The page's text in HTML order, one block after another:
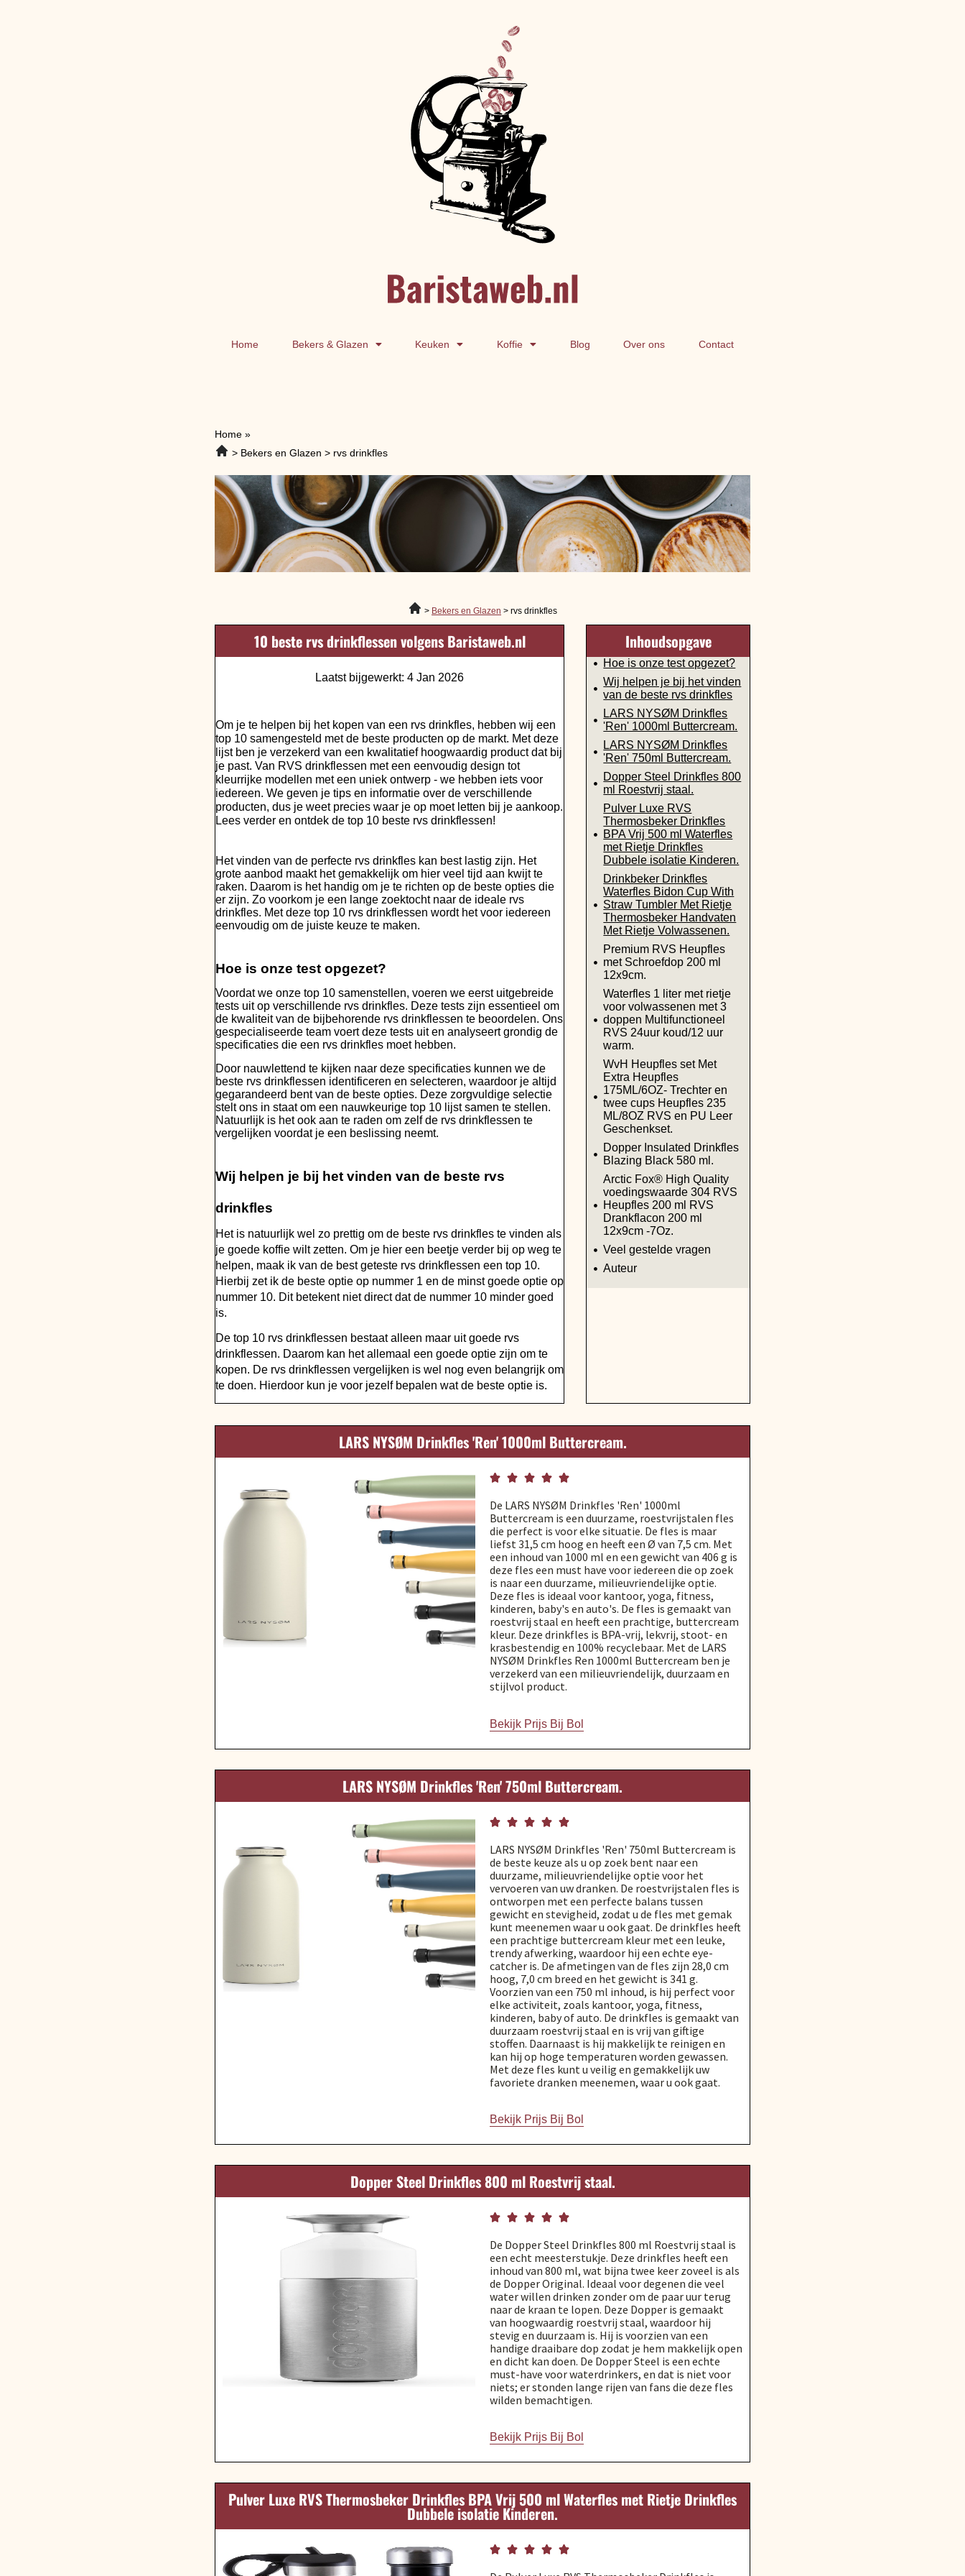
Home Bekers & Glazen Keuken Koffie Blog Over ons Contact
Home »
Bekers en Glazen
rvs drinkfles
Bekers en Glazen rvs drinkfles
10 beste rvs drinkflessen volgens Baristaweb.nl
Laatst bijgewerkt: 4 Jan 2026
Om je te helpen bij het kopen van een rvs drinkfles, hebben wij een
top 10 samengesteld met de beste producten op de markt. Met deze
lijst ben je verzekerd van een kwalitatief hoogwaardig product dat bij
je past. Van RVS drinkflessen met een eenvoudig design tot
kleurrijke modellen met een uniek ontwerp - we hebben iets voor
iedereen. We geven je tips en informatie over de verschillende
producten, dus je weet precies waar je op moet letten bij je aankoop.
Lees verder en ontdek de top 10 beste rvs drinkflessen!
Het vinden van de perfecte rvs drinkfles kan best lastig zijn. Het
grote aanbod maakt het gemakkelijk om hier veel tijd aan kwijt te
raken. Daarom is het handig om je te richten op de beste opties die
er zijn. Zo voorkom je een lange zoektocht naar de ideale rvs
drinkfles. Met deze top 10 rvs drinkflessen wordt het voor iedereen
eenvoudig om de juiste keuze te maken.
Hoe is onze test opgezet?
Voordat we onze top 10 samenstellen, voeren we eerst uitgebreide
tests uit op verschillende rvs drinkfles. Deze tests zijn essentieel om
de kwaliteit van de bijbehorende rvs drinkflessen te beoordelen. Ons
gespecialiseerde team voert deze tests uit en analyseert grondig de
specificaties die een rvs drinkfles moet hebben.
Door nauwlettend te kijken naar deze specificaties kunnen we de
beste rvs drinkflessen identificeren en selecteren, waardoor je altijd
gegarandeerd bent van de beste opties. Deze zorgvuldige selectie
stelt ons in staat om een nauwkeurige top 10 lijst samen te stellen.
Natuurlijk is het ook aan te raden om zelf de rvs drinkflessen te
vergelijken voordat je een beslissing neemt.
Wij helpen je bij het vinden van de beste rvs
drinkfles
Het is natuurlijk wel zo prettig om de beste rvs drinkfles te vinden als
je goede koffie wilt zetten. Om je hier een beetje verder bij op weg te
helpen, maak ik van de best geteste rvs drinkflessen een top 10.
Hierbij zet ik de beste optie op nummer 1 en de minst goede optie op
nummer 10. Dit betekent niet direct dat de nummer 10 minder goed
is.
De top 10 rvs drinkflessen bestaat alleen maar uit goede rvs
drinkflessen. Daarom kan het allemaal een goede optie zijn om te
kopen. De rvs drinkflessen vergelijken is wel nog even belangrijk om
te doen. Hierdoor kun je voor jezelf bepalen wat de beste optie is.
Inhoudsopgave
Hoe is onze test opgezet?
Wij helpen je bij het vinden
van de beste rvs drinkfles
LARS NYSØM Drinkfles
'Ren' 1000ml Buttercream.
LARS NYSØM Drinkfles
'Ren' 750ml Buttercream.
Dopper Steel Drinkfles 800
ml Roestvrij staal.
Pulver Luxe RVS
Thermosbeker Drinkfles
BPA Vrij 500 ml Waterfles
met Rietje Drinkfles
Dubbele isolatie Kinderen.
Drinkbeker Drinkfles
Waterfles Bidon Cup With
Straw Tumbler Met Rietje
Thermosbeker Handvaten
Met Rietje Volwassenen.
Premium RVS Heupfles
met Schroefdop 200 ml
12x9cm.
Waterfles 1 liter met rietje
voor volwassenen met 3
doppen Multifunctioneel
RVS 24uur koud/12 uur
warm.
WvH Heupfles set Met
Extra Heupfles
175ML/6OZ- Trechter en
twee cups Heupfles 235
ML/8OZ RVS en PU Leer
Geschenkset.
Dopper Insulated Drinkfles
Blazing Black 580 ml.
Arctic Fox® High Quality
voedingswaarde 304 RVS
Heupfles 200 ml RVS
Drankflacon 200 ml
12x9cm -7Oz.
Veel gestelde vragen
Auteur
LARS NYSØM Drinkfles 'Ren' 1000ml Buttercream.
    
De LARS NYSØM Drinkfles 'Ren' 1000ml
Buttercream is een duurzame, roestvrijstalen fles
die perfect is voor elke situatie. De fles is maar
liefst 31,5 cm hoog en heeft een Ø van 7,5 cm. Met
een inhoud van 1000 ml en een gewicht van 406 g is
deze fles een must have voor iedereen die op zoek
is naar een duurzame, milieuvriendelijke optie.
Deze fles is ideaal voor kantoor, yoga, fitness,
kinderen, baby's en auto's. De fles is gemaakt van
roestvrij staal en heeft een prachtige, buttercream
kleur. Deze drinkfles is BPA-vrij, lekvrij, stoot- en
krasbestendig en 100% recyclebaar. Met de LARS
NYSØM Drinkfles Ren 1000ml Buttercream ben je
verzekerd van een milieuvriendelijk, duurzaam en
stijlvol product.
Bekijk Prijs Bij Bol
LARS NYSØM Drinkfles 'Ren' 750ml Buttercream.
    
LARS NYSØM Drinkfles 'Ren' 750ml Buttercream is
de beste keuze als u op zoek bent naar een
duurzame, milieuvriendelijke optie voor het
vervoeren van uw dranken. De roestvrijstalen fles is
ontworpen met een perfecte balans tussen
gewicht en stevigheid, zodat u de fles met gemak
kunt meenemen waar u ook gaat. De drinkfles heeft
een prachtige buttercream kleur met een leuke,
trendy afwerking, waardoor hij een echte eye-
catcher is. De afmetingen van de fles zijn 28,0 cm
hoog, 7,0 cm breed en het gewicht is 341 g.
Voorzien van een 750 ml inhoud, is hij perfect voor
elke activiteit, zoals kantoor, yoga, fitness,
kinderen, baby of auto. De drinkfles is gemaakt van
duurzaam roestvrij staal en is vrij van giftige
stoffen. Daarnaast is hij makkelijk te reinigen en
kan hij op hoge temperaturen worden gewassen.
Met deze fles kunt u veilig en gemakkelijk uw
favoriete dranken meenemen, waar u ook gaat.
Bekijk Prijs Bij Bol
Dopper Steel Drinkfles 800 ml Roestvrij staal.
    
De Dopper Steel Drinkfles 800 ml Roestvrij staal is
een echt meesterstukje. Deze drinkfles heeft een
inhoud van 800 ml, wat bijna twee keer zoveel is als
de Dopper Original. Ideaal voor degenen die veel
water willen drinken zonder om de paar uur terug
naar de kraan te lopen. Deze Dopper is gemaakt
van hoogwaardig roestvrij staal, waardoor hij
stevig en duurzaam is. Hij is voorzien van een
handige draaibare dop zodat je hem makkelijk open
en dicht kan doen. De Dopper Steel is een echte
must-have voor waterdrinkers, en dat is niet voor
niets; er stonden lange rijen van fans die deze fles
wilden bemachtigen.
Bekijk Prijs Bij Bol
Pulver Luxe RVS Thermosbeker Drinkfles BPA Vrij 500 ml Waterfles met Rietje Drinkfles
Dubbele isolatie Kinderen.
    